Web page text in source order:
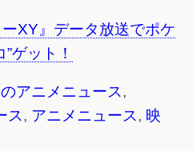
ーXY』データ放送でポケ
ゲット！
アニメニュース,
ス, アニメニュース, 映